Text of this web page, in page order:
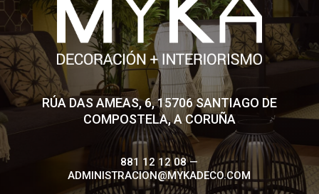
RÚA DAS AMEAS, 6, 15706 SANTIAGO DE
COMPOSTELA, A CORUÑA
881 12 12 08 —
ADMINISTRACION@MYKADECO.COM